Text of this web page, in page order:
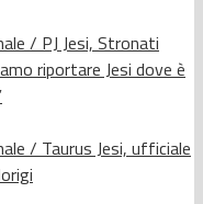
/ PJ Jesi, Stronati
riportare Jesi dove è
/ Taurus Jesi, ufficiale